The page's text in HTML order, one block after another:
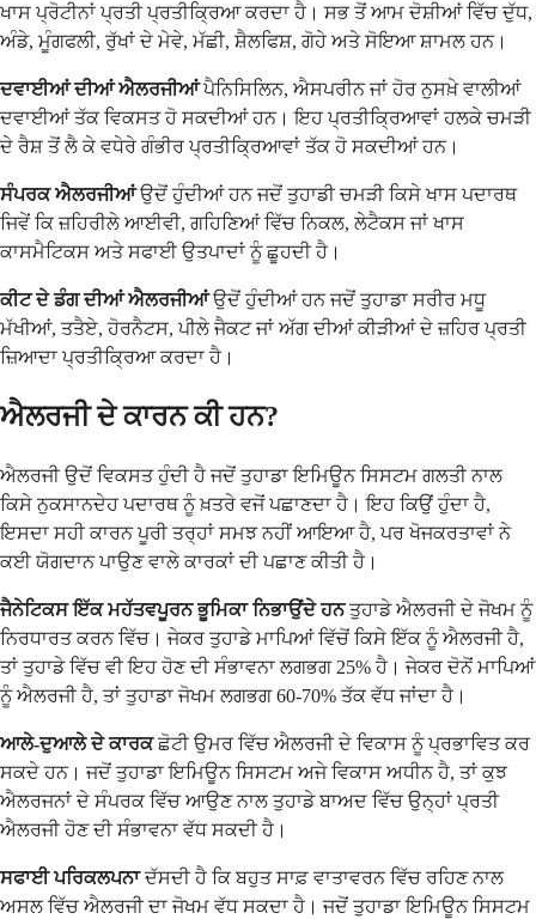
ਖਾਸ ਪ੍ਰੋਟੀਨਾਂ ਪ੍ਰਤੀ ਪ੍ਰਤੀਕ੍ਰਿਆ ਕਰਦਾ ਹੈ। ਸਭ ਤੋਂ ਆਮ ਦੋਸ਼ੀਆਂ ਵਿੱਚ ਦੁੱਧ,
ਅੰਡੇ, ਮੂੰਗਫਲੀ, ਰੁੱਖਾਂ ਦੇ ਮੇਵੇ, ਮੱਛੀ, ਸ਼ੈਲਫਿਸ਼, ਗੋਹੇ ਅਤੇ ਸੋਇਆ ਸ਼ਾਮਲ ਹਨ।
ਦਵਾਈਆਂ ਦੀਆਂ ਐਲਰਜੀਆਂਪੈਨਿਸਿਲਿਨ, ਐਸਪਰੀਨ ਜਾਂ ਹੋਰ ਨੁਸਖ਼ੇ ਵਾਲੀਆਂ
ਦਵਾਈਆਂ ਤੱਕ ਵਿਕਸਤ ਹੋ ਸਕਦੀਆਂ ਹਨ। ਇਹ ਪ੍ਰਤੀਕ੍ਰਿਆਵਾਂ ਹਲਕੇ ਚਮੜੀ
ਦੇ ਰੈਸ਼ ਤੋਂ ਲੈ ਕੇ ਵਧੇਰੇ ਗੰਭੀਰ ਪ੍ਰਤੀਕ੍ਰਿਆਵਾਂ ਤੱਕ ਹੋ ਸਕਦੀਆਂ ਹਨ।
ਸੰਪਰਕ ਐਲਰਜੀਆਂਉਦੋਂ ਹੁੰਦੀਆਂ ਹਨ ਜਦੋਂ ਤੁਹਾਡੀ ਚਮੜੀ ਕਿਸੇ ਖਾਸ ਪਦਾਰਥ
ਜਿਵੇਂ ਕਿ ਜ਼ਹਿਰੀਲੇ ਆਈਵੀ, ਗਹਿਣਿਆਂ ਵਿੱਚ ਨਿਕਲ, ਲੇਟੈਕਸ ਜਾਂ ਖਾਸ
ਕਾਸਮੈਟਿਕਸ ਅਤੇ ਸਫਾਈ ਉਤਪਾਦਾਂ ਨੂੰ ਛੂਹਦੀ ਹੈ।
ਕੀਟ ਦੇ ਡੰਗ ਦੀਆਂ ਐਲਰਜੀਆਂਉਦੋਂ ਹੁੰਦੀਆਂ ਹਨ ਜਦੋਂ ਤੁਹਾਡਾ ਸਰੀਰ ਮਧੂ
ਮੱਖੀਆਂ, ਤਤੈਏ, ਹੋਰਨੈਟਸ, ਪੀਲੇ ਜੈਕਟ ਜਾਂ ਅੱਗ ਦੀਆਂ ਕੀੜੀਆਂ ਦੇ ਜ਼ਹਿਰ ਪ੍ਰਤੀ
ਜ਼ਿਆਦਾ ਪ੍ਰਤੀਕ੍ਰਿਆ ਕਰਦਾ ਹੈ।
ਐਲਰਜੀ ਦੇ ਕਾਰਨ ਕੀ ਹਨ?
ਐਲਰਜੀ ਉਦੋਂ ਵਿਕਸਤ ਹੁੰਦੀ ਹੈ ਜਦੋਂ ਤੁਹਾਡਾ ਇਮਿਊਨ ਸਿਸਟਮ ਗਲਤੀ ਨਾਲ
ਕਿਸੇ ਨੁਕਸਾਨਦੇਹ ਪਦਾਰਥ ਨੂੰ ਖ਼ਤਰੇ ਵਜੋਂ ਪਛਾਣਦਾ ਹੈ। ਇਹ ਕਿਉਂ ਹੁੰਦਾ ਹੈ,
ਇਸਦਾ ਸਹੀ ਕਾਰਨ ਪੂਰੀ ਤਰ੍ਹਾਂ ਸਮਝ ਨਹੀਂ ਆਇਆ ਹੈ, ਪਰ ਖੋਜਕਰਤਾਵਾਂ ਨੇ
ਕਈ ਯੋਗਦਾਨ ਪਾਉਣ ਵਾਲੇ ਕਾਰਕਾਂ ਦੀ ਪਛਾਣ ਕੀਤੀ ਹੈ।
ਜੈਨੇਟਿਕਸ ਇੱਕ ਮਹੱਤਵਪੂਰਨ ਭੂਮਿਕਾ ਨਿਭਾਉਂਦੇ ਹਨਤੁਹਾਡੇ ਐਲਰਜੀ ਦੇ ਜੋਖਮ ਨੂੰ
ਨਿਰਧਾਰਤ ਕਰਨ ਵਿੱਚ। ਜੇਕਰ ਤੁਹਾਡੇ ਮਾਪਿਆਂ ਵਿੱਚੋਂ ਕਿਸੇ ਇੱਕ ਨੂੰ ਐਲਰਜੀ ਹੈ,
ਤਾਂ ਤੁਹਾਡੇ ਵਿੱਚ ਵੀ ਇਹ ਹੋਣ ਦੀ ਸੰਭਾਵਨਾ ਲਗਭਗ 25% ਹੈ। ਜੇਕਰ ਦੋਨੋਂ ਮਾਪਿਆਂ
ਨੂੰ ਐਲਰਜੀ ਹੈ, ਤਾਂ ਤੁਹਾਡਾ ਜੋਖਮ ਲਗਭਗ 60-70% ਤੱਕ ਵੱਧ ਜਾਂਦਾ ਹੈ।
ਆਲੇ-ਦੁਆਲੇ ਦੇ ਕਾਰਕਛੋਟੀ ਉਮਰ ਵਿੱਚ ਐਲਰਜੀ ਦੇ ਵਿਕਾਸ ਨੂੰ ਪ੍ਰਭਾਵਿਤ ਕਰ
ਸਕਦੇ ਹਨ। ਜਦੋਂ ਤੁਹਾਡਾ ਇਮਿਊਨ ਸਿਸਟਮ ਅਜੇ ਵਿਕਾਸ ਅਧੀਨ ਹੈ, ਤਾਂ ਕੁਝ
ਐਲਰਜਨਾਂ ਦੇ ਸੰਪਰਕ ਵਿੱਚ ਆਉਣ ਨਾਲ ਤੁਹਾਡੇ ਬਾਅਦ ਵਿੱਚ ਉਨ੍ਹਾਂ ਪ੍ਰਤੀ
ਐਲਰਜੀ ਹੋਣ ਦੀ ਸੰਭਾਵਨਾ ਵੱਧ ਸਕਦੀ ਹੈ।
ਸਫਾਈ ਪਰਿਕਲਪਨਾਦੱਸਦੀ ਹੈ ਕਿ ਬਹੁਤ ਸਾਫ਼ ਵਾਤਾਵਰਨ ਵਿੱਚ ਰਹਿਣ ਨਾਲ
ਅਸਲ ਵਿੱਚ ਐਲਰਜੀ ਦਾ ਜੋਖਮ ਵੱਧ ਸਕਦਾ ਹੈ। ਜਦੋਂ ਤੁਹਾਡਾ ਇਮਿਊਨ ਸਿਸਟਮ